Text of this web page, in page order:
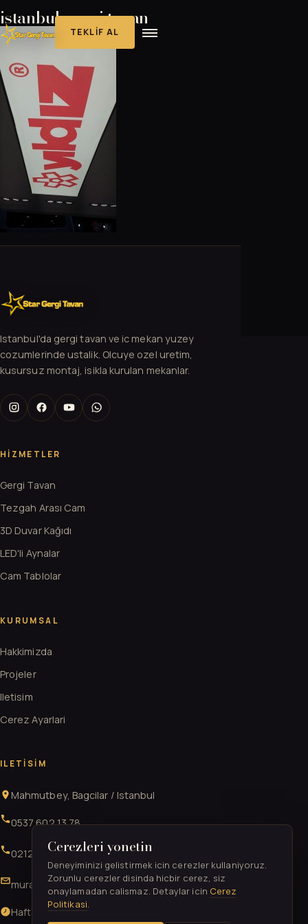
TEKLIF AL
istanbul gergi tavan
Istanbul'da gergi tavan ve ic mekan yuzey
cozumlerinde ustalik. Olcuye ozel uretim,
kusursuz montaj, isikla kurulan mekanlar.
HIZMETLER
Gergi Tavan
Tezgah Arası Cam
3D Duvar Kağıdı
LED'li Aynalar
Cam Tablolar
KURUMSAL
Hakkimizda
Projeler
Iletisim
Cerez Ayarlari
ILETISIM
Mahmutbey, Bagcilar / Istanbul
0537 602 13 78
0212 706 52 41
muratgurkan52@gmail.com
Hafta ici & Cumartesi 09:00-21:00 · Pazar 11:00-17:00
Cerezleri yonetin
Deneyiminizi gelistirmek icin cerezler kullaniyoruz.
Zorunlu cerezler disinda hicbir cerez, siz
onaylamadan calismaz. Detaylar icin Cerez
Politikasi.